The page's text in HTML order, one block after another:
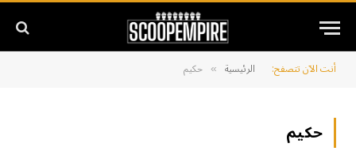
أنت الآن تتصفح: الرئيسية » حكيم
حكيم